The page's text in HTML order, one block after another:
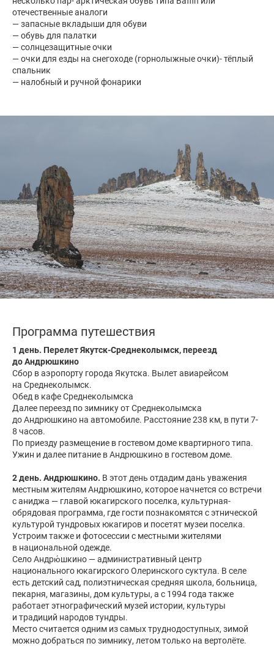
отечественные аналоги
— запасные вкладыши для обуви
— обувь для палатки
— солнцезащитные очки
— очки для езды на снегоходе (горнолыжные очки)- тёплый
спальник
— налобный и ручной фонарики
Программа путешествия
1 день. Перелет Якутск-Среднеколымск, переезд
до Андрюшкино
Сбор в аэропорту города Якутска. Вылет авиарейсом
на Среднеколымск.
Обед в кафе Среднеколымска
Далее переезд по зимнику от Среднеколымска
до Андрюшкино на автомобиле. Расстояние 238 км, в пути 7-
8 часов.
По приезду размещение в гостевом доме квартирного типа.
Ужин и далее питание в Андрюшкино в гостевом доме.
2 день. Андрюшкино. В этот день отдадим дань уважения
местным жителям Андрюшкино, которое начнется со встречи
с аниджа — главой юкагирского поселка, культурная-
обрядовая программа, где гости познакомятся с этнической
культурой тундровых юкагиров и посетят музеи поселка.
Устроим также и фотосессии с местными жителями
в национальной одежде.
Село Андрю́шкино — административный центр
национального юкагирского Олеринского суктула. В селе
есть детский сад, полиэтническая средняя школа, больница,
пекарня, магазины, дом культуры, а с 1994 года также
работает этнографический музей истории, культуры
и традиций народов тундры.
Место считается одним из самых труднодоступных, зимой
можно добраться по зимнику, летом только на вертолёте.